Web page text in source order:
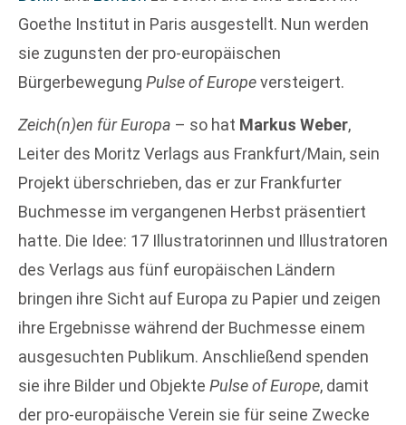
Goethe Institut in Paris ausgestellt. Nun werden
sie zugunsten der pro-europäischen
Bürgerbewegung Pulse of Europeversteigert.
Zeich(n)en für Europa – so hat Markus Weber,
Leiter des Moritz Verlags aus Frankfurt/Main, sein
Projekt überschrieben, das er zur Frankfurter
Buchmesse im vergangenen Herbst präsentiert
hatte. Die Idee: 17 Illustratorinnen und Illustratoren
des Verlags aus fünf europäischen Ländern
bringen ihre Sicht auf Europa zu Papier und zeigen
ihre Ergebnisse während der Buchmesse einem
ausgesuchten Publikum. Anschließend spenden
sie ihre Bilder und Objekte Pulse of Europe, damit
der pro-europäische Verein sie für seine Zwecke